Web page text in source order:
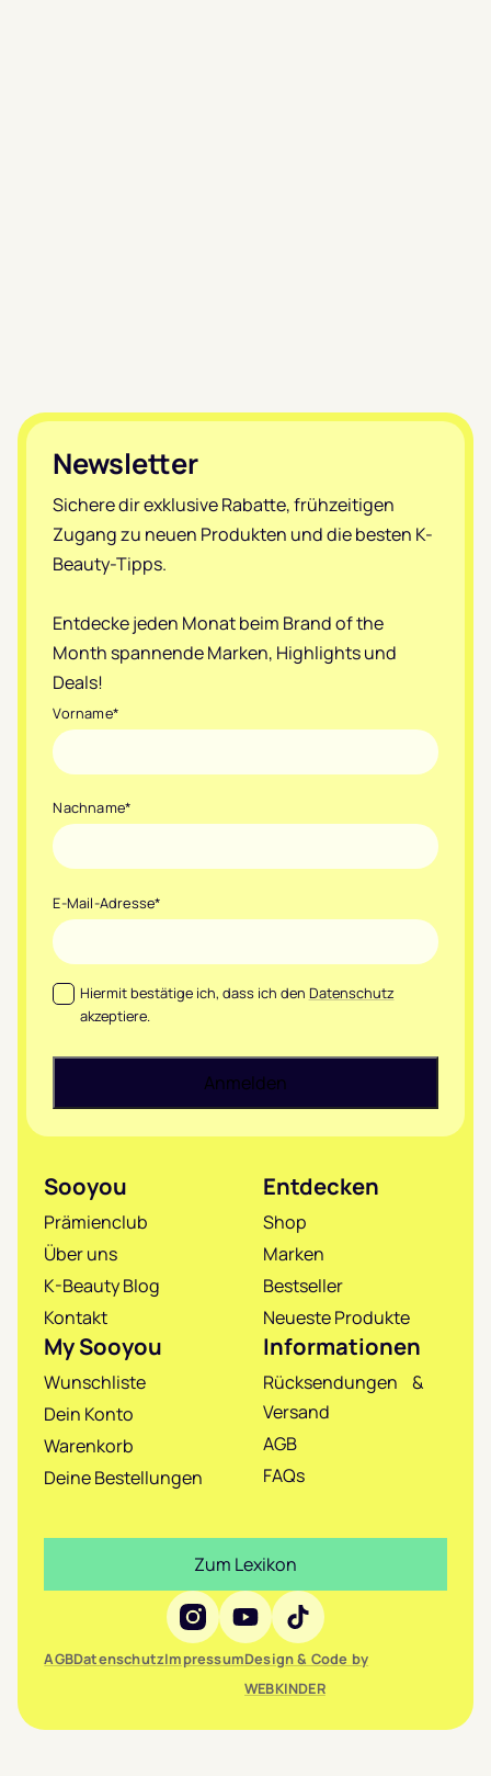
Footer
Newsletter
Sichere dir exklusive Rabatte, frühzeitigen
Zugang zu neuen Produkten und die besten K-
Beauty-Tipps.
Entdecke jeden Monat beim Brand of the
Month spannende Marken, Highlights und
Deals!
Vorname*
Nachname*
E-Mail-Adresse*
Datenschutz*
Hiermit bestätige ich, dass ich den Datenschutz
akzeptiere.
Sooyou
Prämienclub
Über uns
K-Beauty Blog
Kontakt
Entdecken
Shop
Marken
Bestseller
Neueste Produkte
My Sooyou
Wunschliste
Dein Konto
Warenkorb
Deine Bestellungen
Informationen
Rücksendungen &
Versand
AGB
FAQs
Social Media
AGBDatenschutzImpressumDesign & Code by
WEBKINDER
Zum Lexikon